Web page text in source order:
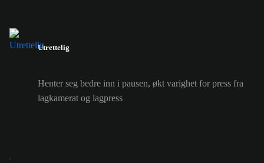
Utrettelig
Henter seg bedre inn i pausen, økt varighet for press fra
lagkamerat og lagpress